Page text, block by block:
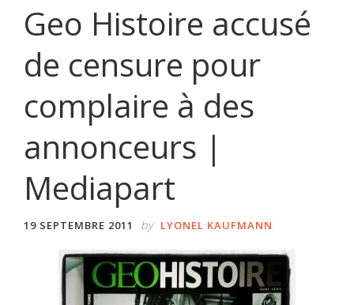
Geo Histoire accusé
de censure pour
complaire à des
annonceurs |
Mediapart
19 SEPTEMBRE 2011 by LYONEL KAUFMANN